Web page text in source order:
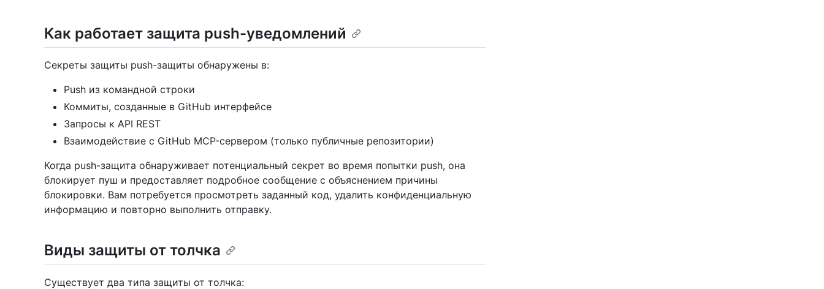
Как работает защита push-уведомлений
Секреты защиты push-защиты обнаружены в:
Push из командной строки
Коммиты, созданные в GitHub интерфейсе
Запросы к API REST
Взаимодействие с GitHub MCP-сервером (только публичные репозитории)
Когда push-защита обнаруживает потенциальный секрет во время попытки push, она
блокирует пуш и предоставляет подробное сообщение с объяснением причины
блокировки. Вам потребуется просмотреть заданный код, удалить конфиденциальную
информацию и повторно выполнить отправку.
Виды защиты от толчка
Существует два типа защиты от толчка: